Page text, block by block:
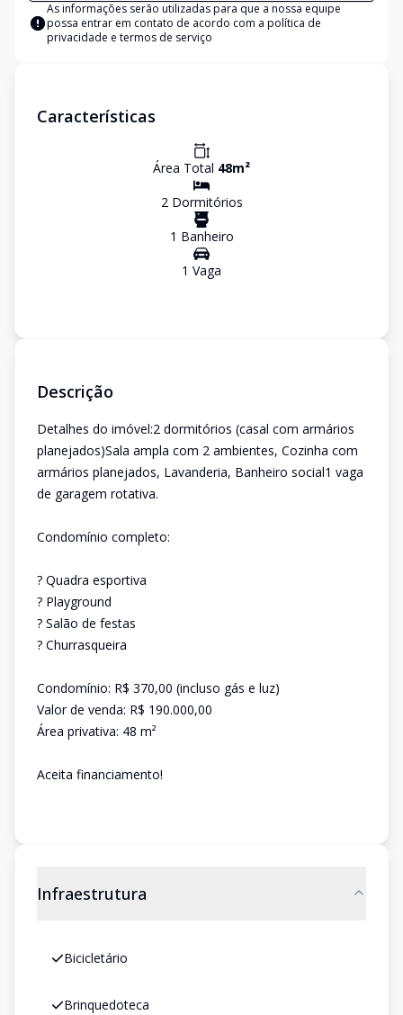
As informações serão utilizadas para que a nossa equipe
possa entrar em contato de acordo com a política de
privacidade e termos de serviço
Características
Área Total 48m²
2Dormitórios
1 Banheiro
1 Vaga
Descrição
Detalhes do imóvel:2 dormitórios (casal com armários
planejados)Sala ampla com 2 ambientes, Cozinha com
armários planejados, Lavanderia, Banheiro social1 vaga
de garagem rotativa.
Condomínio completo:
? Quadra esportiva
? Playground
? Salão de festas
? Churrasqueira
Condomínio: R$ 370,00 (incluso gás e luz)
Valor de venda: R$ 190.000,00
Área privativa: 48 m²
Aceita financiamento!
Infraestrutura
Bicicletário
Brinquedoteca